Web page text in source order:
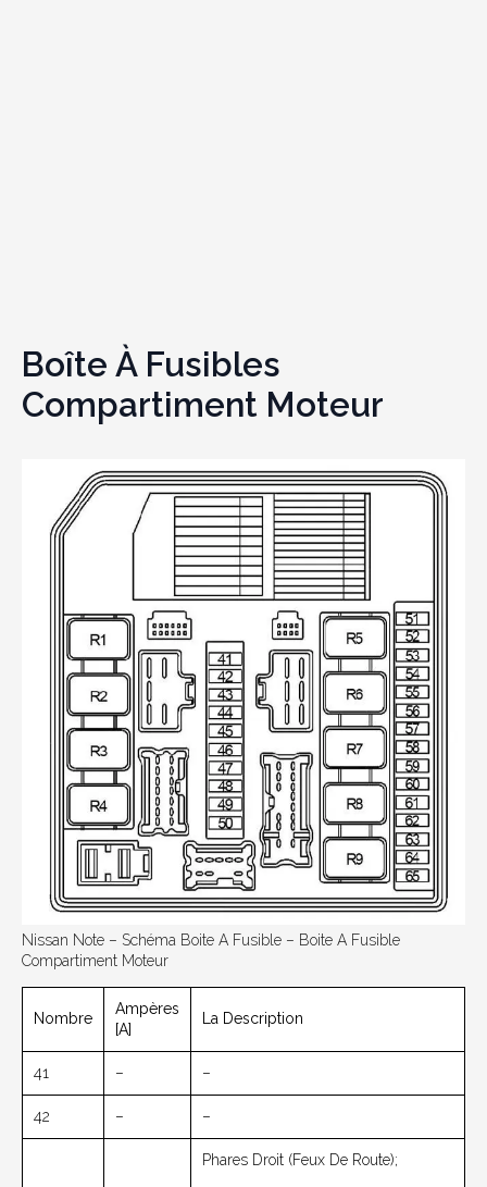
Boîte À Fusibles
Compartiment Moteur
Nissan Note – Schéma Boite A Fusible – Boite A Fusible
Compartiment Moteur
Nombre
Ampères
[A]
La Description
41 – –
42 – –
Phares Droit (feux De Route);